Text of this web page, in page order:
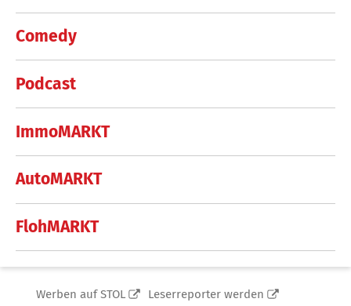
Comedy
Podcast
ImmoMARKT
AutoMARKT
FlohMARKT
Werben auf STOL
Leserreporter werden